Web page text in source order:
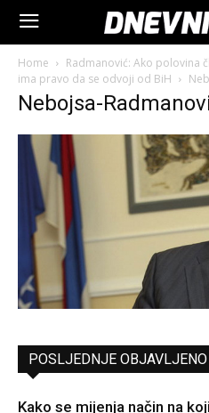
Home
Radmanović: Ako polovina
ima pravo da se odvoji od BiH
Nebojsa-
POSLJEDNJE OBJAVLJENO
Kako se mijenja način na